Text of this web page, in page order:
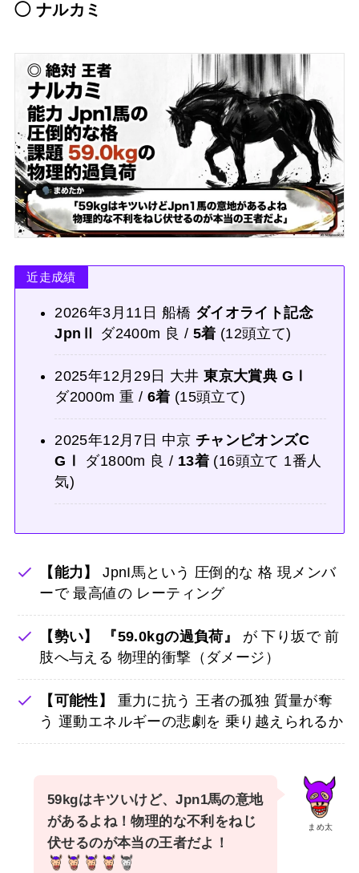
◯ ナルカミ
近走成績
2026年3月11日 船橋 ダイオライト記念
JpnⅡ
ダ2400m 良 / 5着 (12頭立て)
2025年12月29日 大井東京大賞典 GⅠ
ダ2000m 重 / 6着 (15頭立て)
2025年12月7日 中京 チャンピオンズC
GⅠ
ダ1800m 良 / 13着 (16頭立て 1番人
気)
【能力】
JpnI馬という 圧倒的な 格 現メンバ
ーで 最高値の レーティング
【勢い】 『59.0kgの過負荷』
が 下り坂で 前
肢へ与える 物理的衝撃（ダメージ）
【可能性】
重力に抗う 王者の孤独 質量が奪
う 運動エネルギーの悲劇を 乗り越えられるか
まめ太
59kgはキツいけど、Jpn1馬の意地
があるよね！物理的な不利をねじ
伏せるのが本当の王者だよ！